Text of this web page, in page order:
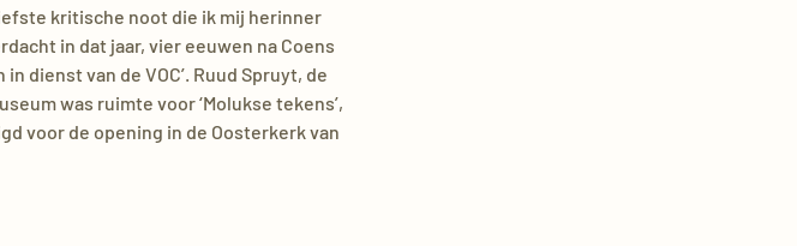
kritische noot die ik mij herinner
in dat jaar, vier eeuwen na Coens
dienst van de VOC’. Ruud Spruyt, de
was ruimte voor ‘Molukse tekens’,
voor de opening in de Oosterkerk van